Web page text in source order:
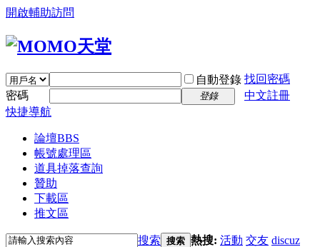
開啟輔助訪問
自動登錄 找回密碼
密碼
登錄
中文註冊
快捷導航
論壇BBS
帳號處理區
道具掉落查詢
贊助
下載區
推文區
搜索 搜索 熱搜: 活動 交友 discuz